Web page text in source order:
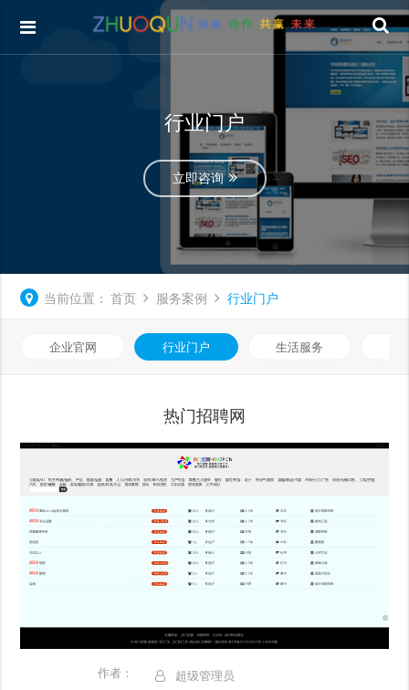
行业门户
立即咨询
当前位置： 首页 服务案例 行业门户
企业官网 行业门户 生活服务
热门招聘网
作者： 超级管理员